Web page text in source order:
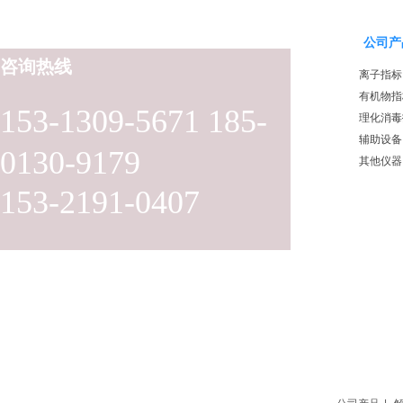
153-1309-5671 185-
0130-9179
153-2191-0407
咨询热线
公司
离子指标
有机物
理化消
辅助设备
其他仪器